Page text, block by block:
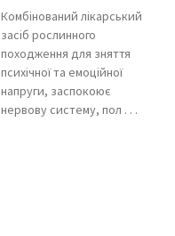
Комбінований лікарський
засіб рослинного
походження для зняття
психічної та емоційної
напруги, заспокоює
нервову систему, пол . . .